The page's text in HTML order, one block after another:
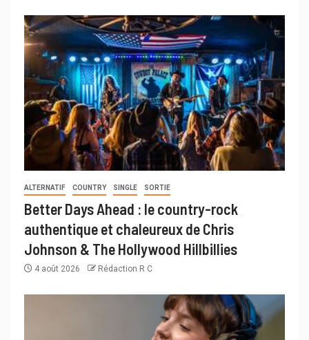
ALTERNATIF COUNTRY SINGLE SORTIE
Better Days Ahead : le country-rock
authentique et chaleureux de Chris
Johnson & The Hollywood Hillbillies
4 août 2026 Rédaction R C